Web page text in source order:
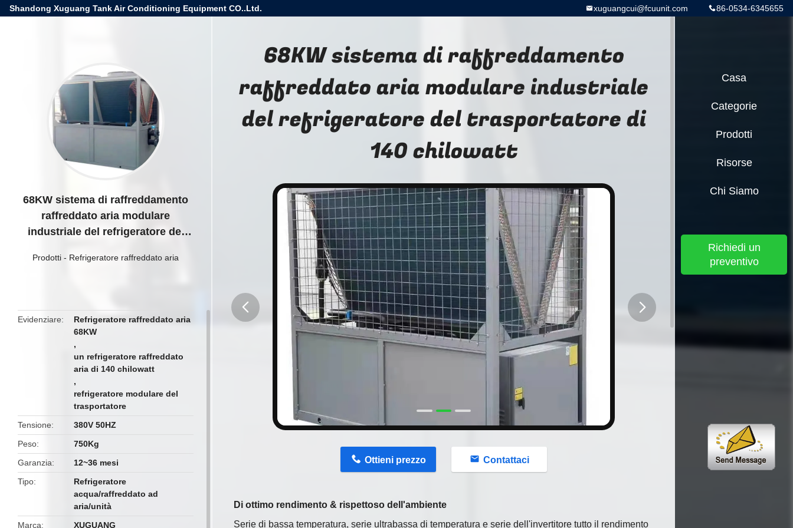
Shandong Xuguang Tank Air Conditioning Equipment CO..Ltd. 86-0534-6345655
xuguangcui@fcuunit.com
68KW sistema di raffreddamento
raffreddato aria modulare
industriale del refrigeratore del
Prodotti - Refrigeratore raffreddato aria
Evidenziare
Refrigeratore raffreddato aria
68KW
,
un refrigeratore raffreddato
aria di 140 chilowatt
,
refrigeratore modulare del
trasportatore
Tensione
380V 50HZ
Peso
750Kg
Garanzia
12~36 mesi
Tipo
Refrigeratore
acqua/raffreddato ad
aria/unità
Marca
XUGUANG
68KW sistema di raffreddamento
raffreddato aria modulare industriale
del refrigeratore del trasportatore di
140 chilowatt
Ottieni prezzo Contattaci
Di ottimo rendimento & rispettoso dell'ambiente
Serie di bassa temperatura, serie ultrabassa di temperatura e serie dell'invertitore tutto il rendimento
Casa
Categorie
Prodotti
Risorse
Chi Siamo
Richiedi un
preventivo